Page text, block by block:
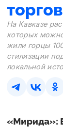
На Кавказе
которых
жили горцы
стилизации
локальной
«Мирида»: